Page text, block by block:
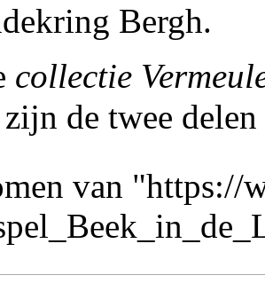
Bergh.
collectie
zijn de twee
van "https://